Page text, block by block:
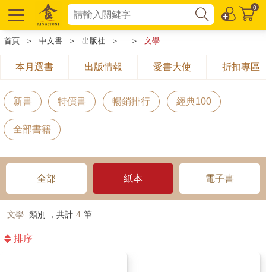
0
首頁 ＞ 中文書 ＞ 出版社 ＞ ＞ 文學
本月選書 出版情報 愛書大使 折扣專區
新書 特價書 暢銷排行 經典100
全部書籍
全部 紙本 電子書
文學 類別 ，共計 4 筆
排序